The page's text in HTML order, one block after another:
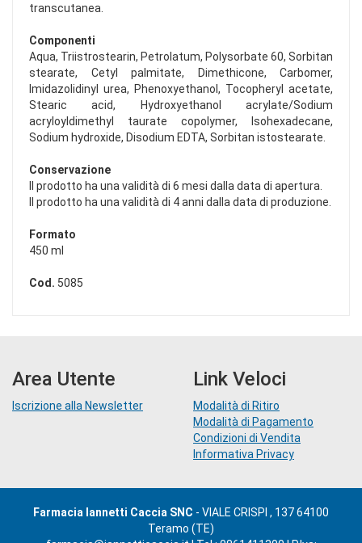
transcutanea.
Componenti
Aqua, Triistrostearin, Petrolatum, Polysorbate 60, Sorbitan
stearate, Cetyl palmitate, Dimethicone, Carbomer,
Imidazolidinyl urea, Phenoxyethanol, Tocopheryl acetate,
Stearic acid, Hydroxyethanol acrylate/Sodium
acryloyldimethyl taurate copolymer, Isohexadecane,
Sodium hydroxide, Disodium EDTA, Sorbitan istostearate.
Conservazione
Il prodotto ha una validità di 6 mesi dalla data di apertura.
Il prodotto ha una validità di 4 anni dalla data di produzione.
Formato
450 ml
Cod. 5085
Area Utente
Iscrizione alla Newsletter
Link Veloci
Modalità di Ritiro
Modalità di Pagamento
Condizioni di Vendita
Informativa Privacy
Farmacia Iannetti Caccia SNC - VIALE CRISPI , 137 64100
Teramo (TE)